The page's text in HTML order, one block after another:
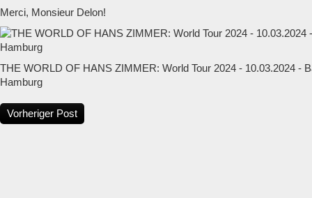
Merci, Monsieur Delon!
THE WORLD OF HANS ZIMMER: World Tour 2024 - 10.03.2024 -
Hamburg
Vorheriger Post